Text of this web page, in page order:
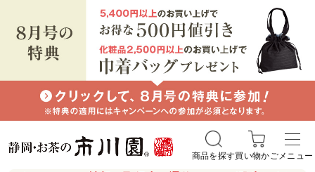
商品を探す買い物かごメニュー